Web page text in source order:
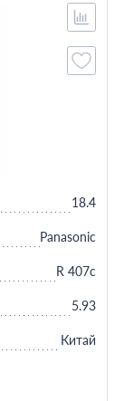
18.4
Panasonic
R 407c
5.93
Китай